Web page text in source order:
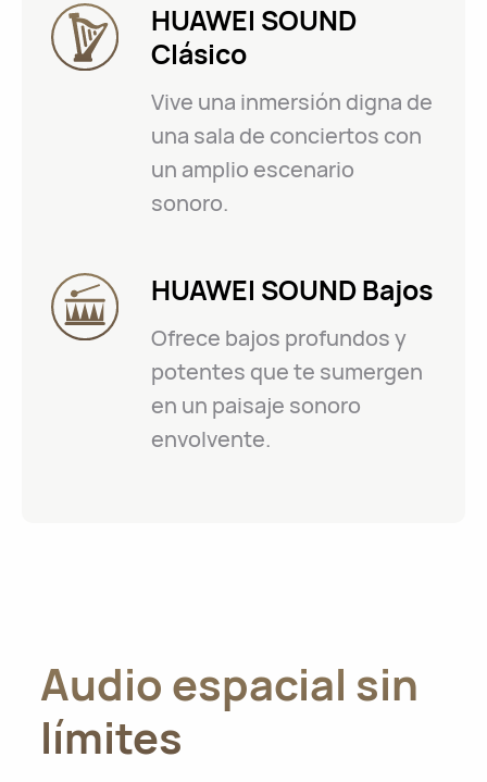
HUAWEI SOUND
Clásico
Vive una inmersión digna de
una sala de conciertos con
un amplio escenario
sonoro.
HUAWEI SOUND Bajos
Ofrece bajos profundos y
potentes que te sumergen
en un paisaje sonoro
envolvente.
Audio espacial sin
límites